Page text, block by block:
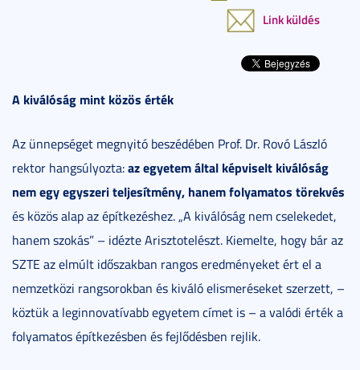
Link küldés
A kiválóság mint közös érték
Az ünnepséget megnyitó beszédében Prof. Dr. Rovó László
rektor hangsúlyozta:az egyetem által képviselt kiválóság
nem egy egyszeri teljesítmény, hanem folyamatos törekvés
és közös alap az építkezéshez. „A kiválóság nem cselekedet,
hanem szokás” – idézte Arisztotelészt. Kiemelte, hogy bár az
SZTE az elmúlt időszakban rangos eredményeket ért el a
nemzetközi rangsorokban és kiváló elismeréseket szerzett, –
köztük a leginnovatívabb egyetem címet is – a valódi érték a
folyamatos építkezésben és fejlődésben rejlik.